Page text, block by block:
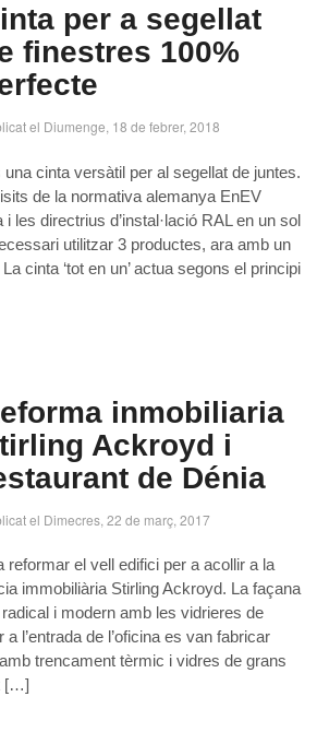
per a segellat
finestres 100%
el Diumenge, 18 de febrer, 2018
cinta versàtil per al segellat de juntes.
de la normativa alemanya EnEV
i les directrius d’instal·lació RAL en un sol
utilitzar 3 productes, ara amb un
cinta ‘tot en un’ actua segons el principi
inmobiliaria
Ackroyd i
de Dénia
el Dimecres, 22 de març, 2017
reformar el vell edifici per a acollir a la
immobiliària Stirling Ackroyd. La façana
i modern amb les vidrieres de
l’entrada de l’oficina es van fabricar
trencament tèrmic i vidres de grans
[…]